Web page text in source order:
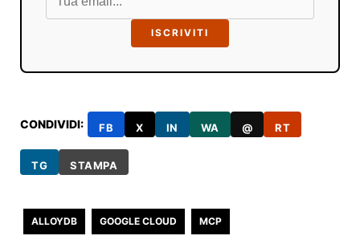
ISCRIVITI
CONDIVIDI: FB X IN WA @ RT
TG STAMPA
ALLOYDB GOOGLE CLOUD MCP